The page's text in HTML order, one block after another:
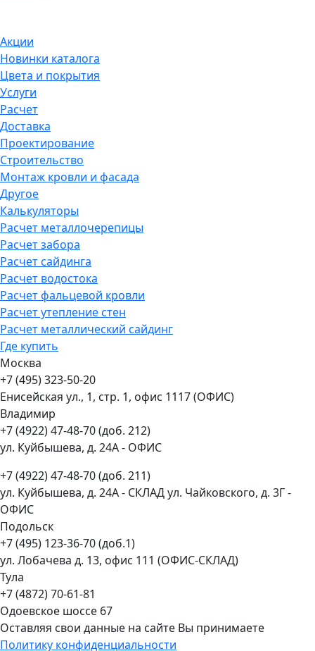
Акции
Новинки каталога
Цвета и покрытия
Услуги
Расчет
Доставка
Проектирование
Строительство
Монтаж кровли и фасада
Другое
Калькуляторы
Расчет металлочерепицы
Расчет забора
Расчет сайдинга
Расчет водостока
Расчет фальцевой кровли
Расчет утепление стен
Расчет металлический сайдинг
Где купить
Москва
+7 (495) 323-50-20
Енисейская ул., 1, стр. 1, офис 1117 (ОФИС)
Владимир
+7 (4922) 47-48-70 (доб. 212)
ул. Куйбышева, д. 24А - ОФИС
+7 (4922) 47-48-70 (доб. 211)
ул. Куйбышева, д. 24А - СКЛАД ул. Чайковского, д. 3Г -
ОФИС
Подольск
+7 (495) 123-36-70 (доб.1)
ул. Лобачева д. 13, офис 111 (ОФИС-СКЛАД)
Тула
+7 (4872) 70-61-81
Одоевское шоссе 67
Оставляя свои данные на сайте Вы принимаете
Политику конфиденциальности